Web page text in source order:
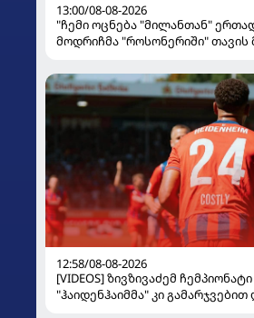
13:00/08-08-2026
"ჩემი ოცნება "მილანთან"
მოდრიჩმა "როსონერიში" თავის
12:58/08-08-2026
[VIDEOS] ზივზივაძემ
"ჰაიდენჰაიმმა" კი გამარჯვებით